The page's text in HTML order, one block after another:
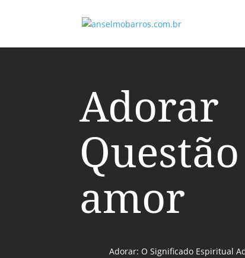
Adorar
amor
Adorar: O Significado Espiritual